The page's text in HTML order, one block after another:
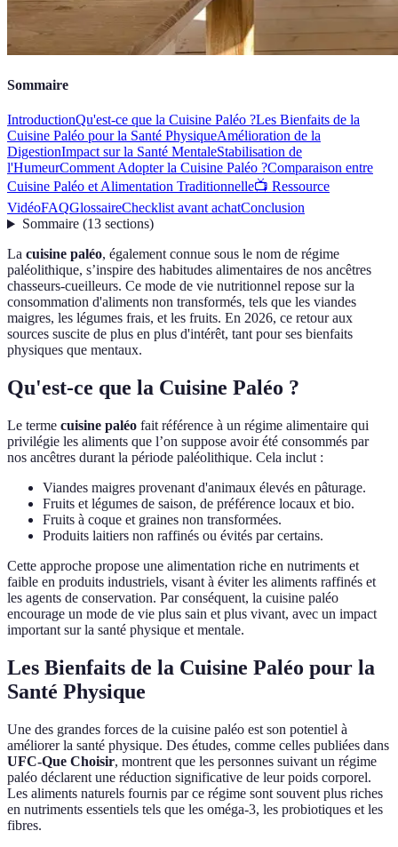
Sommaire
IntroductionQu'est-ce que la Cuisine Paléo ?Les Bienfaits de la
Cuisine Paléo pour la Santé PhysiqueAmélioration de la
DigestionImpact sur la Santé MentaleStabilisation de
l'HumeurComment Adopter la Cuisine Paléo ?Comparaison entre
Cuisine Paléo et Alimentation Traditionnelle📺 Ressource
VidéoFAQGlossaireChecklist avant achatConclusion
Sommaire(13 sections)
La cuisine paléo, également connue sous le nom de régime
paléolithique, s’inspire des habitudes alimentaires de nos ancêtres
chasseurs-cueilleurs. Ce mode de vie nutritionnel repose sur la
consommation d'aliments non transformés, tels que les viandes
maigres, les légumes frais, et les fruits. En 2026, ce retour aux
sources suscite de plus en plus d'intérêt, tant pour ses bienfaits
physiques que mentaux.
Qu'est-ce que la Cuisine Paléo ?
Le terme cuisine paléo fait référence à un régime alimentaire qui
privilégie les aliments que l’on suppose avoir été consommés par
nos ancêtres durant la période paléolithique. Cela inclut :
Viandes maigres provenant d'animaux élevés en pâturage.
Fruits et légumes de saison, de préférence locaux et bio.
Fruits à coque et graines non transformées.
Produits laitiers non raffinés ou évités par certains.
Cette approche propose une alimentation riche en nutriments et
faible en produits industriels, visant à éviter les aliments raffinés et
les agents de conservation. Par conséquent, la cuisine paléo
encourage un mode de vie plus sain et plus vivant, avec un impact
important sur la santé physique et mentale.
Les Bienfaits de la Cuisine Paléo pour la
Santé Physique
Une des grandes forces de la cuisine paléo est son potentiel à
améliorer la santé physique. Des études, comme celles publiées dans
UFC-Que Choisir, montrent que les personnes suivant un régime
paléo déclarent une réduction significative de leur poids corporel.
Les aliments naturels fournis par ce régime sont souvent plus riches
en nutriments essentiels tels que les oméga-3, les probiotiques et les
fibres.